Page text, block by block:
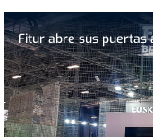
Fitur abre sus puertas